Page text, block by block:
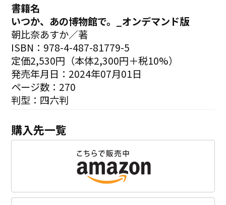
書籍名
いつか、あの博物館で。_オンデマンド版
朝比奈あすか／著
ISBN：978-4-487-81779-5
定価2,530円（本体2,300円＋税10%）
発売年月日：2024年07月01日
ページ数：270
判型：四六判
購入先一覧